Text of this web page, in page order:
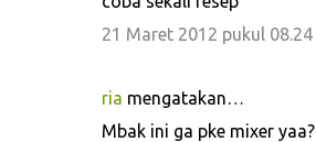
21 Maret 2012 pukul 08.24
ria mengatakan…
Mbak ini ga pke mixer yaa?